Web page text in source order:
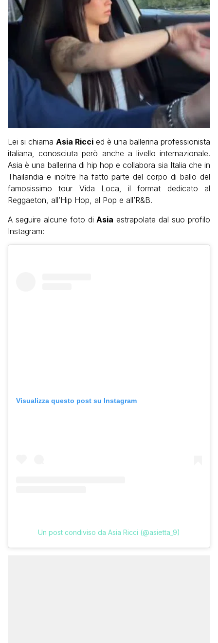
Lei si chiama Asia Ricci ed è una ballerina professionista
italiana, conosciuta però anche a livello internazionale.
Asia è una ballerina di hip hop e collabora sia Italia che in
Thailandia e inoltre ha fatto parte del corpo di ballo del
famosissimo tour Vida Loca, il format dedicato al
Reggaeton, all’Hip Hop, al Pop e all’R&B.
A seguire alcune foto di Asia estrapolate dal suo profilo
Instagram:
Visualizza questo post su Instagram
Un post condiviso da Asia Ricci (@asietta_9)